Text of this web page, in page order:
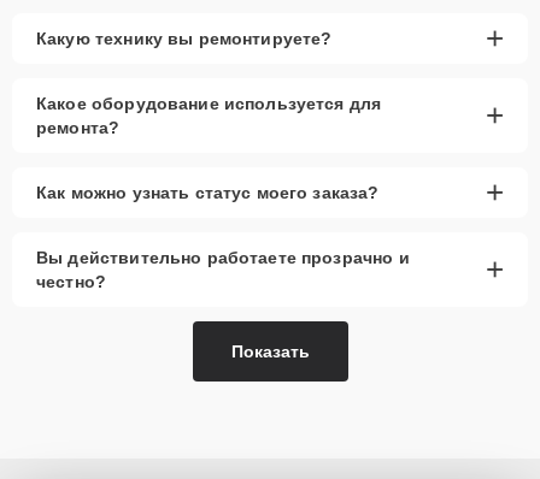
Какую технику вы ремонтируете? +
Какое оборудование используется для
ремонта?
+
Как можно узнать статус моего заказа? +
Вы действительно работаете прозрачно и
честно?
+
Показать